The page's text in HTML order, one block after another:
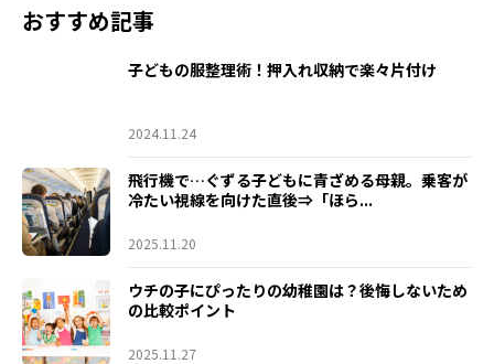
おすすめ記事
子どもの服整理術！押入れ収納で楽々片付け
2024.11.24
飛行機で…ぐずる子どもに青ざめる母親。乗客が
冷たい視線を向けた直後⇒「ほら...
2025.11.20
ウチの子にぴったりの幼稚園は？後悔しないため
の比較ポイント
2025.11.27